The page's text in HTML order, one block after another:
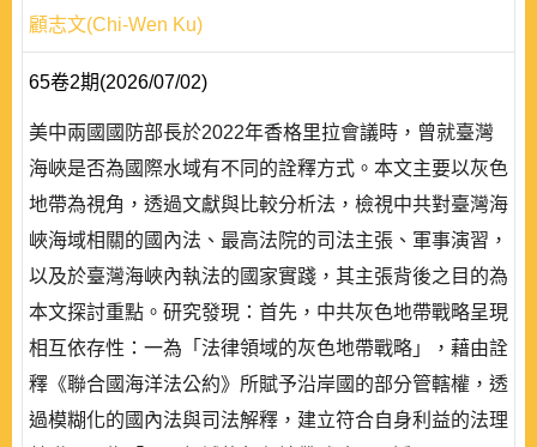
顧志文(Chi-Wen Ku)
65卷2期(2026/07/02)
美中兩國國防部長於2022年香格里拉會議時，曾就臺灣
海峽是否為國際水域有不同的詮釋方式。本文主要以灰色
地帶為視角，透過文獻與比較分析法，檢視中共對臺灣海
峽海域相關的國內法、最高法院的司法主張、軍事演習，
以及於臺灣海峽內執法的國家實踐，其主張背後之目的為
本文探討重點。研究發現：首先，中共灰色地帶戰略呈現
相互依存性：一為「法律領域的灰色地帶戰略」，藉由詮
釋《聯合國海洋法公約》所賦予沿岸國的部分管轄權，透
過模糊化的國內法與司法解釋，建立符合自身利益的法理